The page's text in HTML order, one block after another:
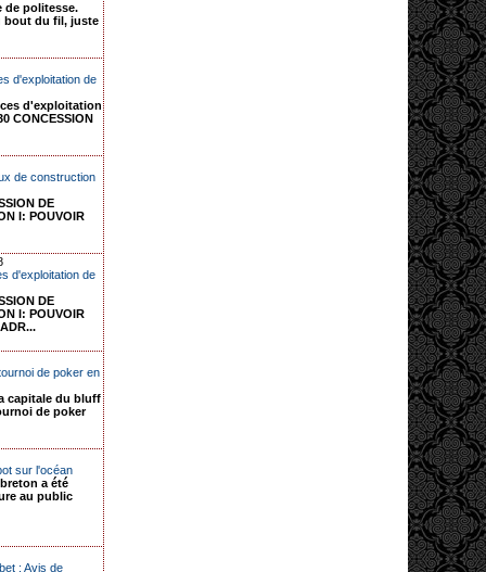
de politesse.
bout du fil, juste
d'exploitation de
d'exploitation
CONCESSION
de construction
DE
I: POUVOIR
d'exploitation de
DE
I: POUVOIR
de poker en
capitale du bluff
de poker
sur l'océan
a été
au public
: Avis de